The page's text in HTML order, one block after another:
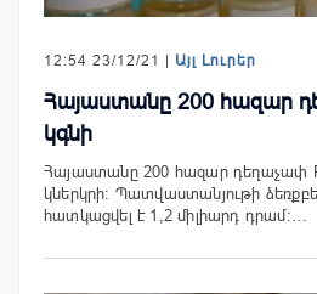
12:54 23/12/21 | Այլ Լուրեր
Հայաստանը 200 հազար
կգնի
Հայաստանը 200 հազար դեղաչափ
կներկրի: Պատվաստանյութի
հատկացվել է 1,2 միլիարդ դրամ:…